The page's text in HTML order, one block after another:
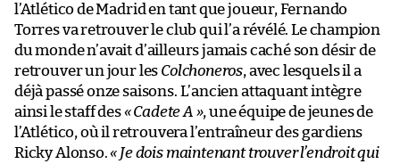
l’Atlético de Madrid en tant que joueur, Fernando
Torres va retrouver le club qui l’a révélé. Le champion
du monde n’avait d’ailleurs jamais caché son désir de
retrouver un jour les Colchoneros, avec lesquels il a
déjà passé onze saisons. L’ancien attaquant intègre
ainsi le staff des« Cadete A », une équipe de jeunes de
l’Atlético, où il retrouvera l’entraîneur des gardiens
Ricky Alonso.« Je dois maintenant trouver l’endroit qui